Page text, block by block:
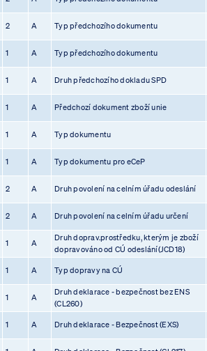
2 A Typ předchozího dokumentu
1 A Typ předchozího dokumentu
1 A Druh předchozího dokladu SPD
1 A Předchozí dokument zboží unie
1 A Typ dokumentu
1 A Typ dokumentu pro eCeP
2 A Druh povolení na celním úřadu odeslání
2 A Druh povolení na celním úřadu určení
1 A
Druh doprav.prostředku, kterým je zboží
dopravováno od CÚ odeslání(JCD18)
1 A Typ dopravy na CÚ
1 A
Druh deklarace - bezpečnost bez ENS
(CL260)
1 A Druh deklarace - Bezpečnost (EXS)